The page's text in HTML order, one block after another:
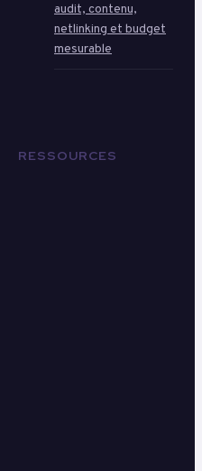
audit, contenu,
netlinking et budget
mesurable
RESSOURCES